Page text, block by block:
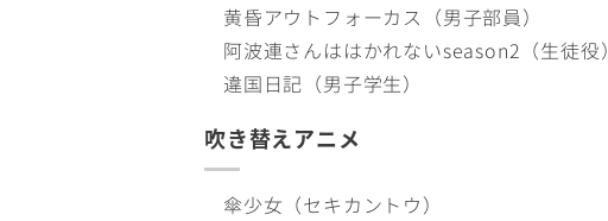
黄昏アウトフォーカス（男子部員）
阿波連さんははかれないseason2（生徒役）
違国日記（男子学生）
吹き替えアニメ
傘少女（セキカントウ）